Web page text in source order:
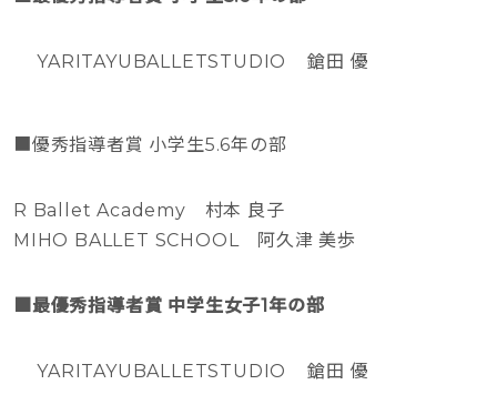
YARITAYUBALLETSTUDIO 鎗田 優
■優秀指導者賞 小学生5.6年の部
R Ballet Academy 村本 良子
MIHO BALLET SCHOOL 阿久津 美歩
■最優秀指導者賞 中学生女子1年の部
YARITAYUBALLETSTUDIO 鎗田 優